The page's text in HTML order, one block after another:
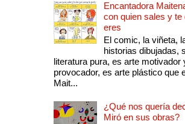
Encantadora
con quien sales y te
eres
El comic, la viñeta,
historias dibujadas,
literatura pura, es arte motivador
provocador, es arte plástico que
Mait...
¿Qué nos quería
Miró en sus obras?